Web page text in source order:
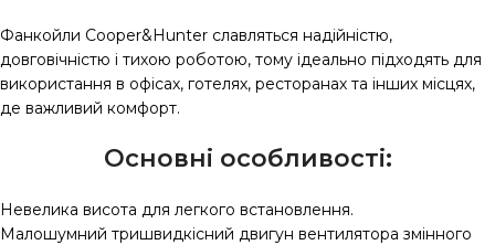
Фанкойли Cooper&Hunter славляться надійністю,
довговічністю і тихою роботою, тому ідеально підходять для
використання в офісах, готелях, ресторанах та інших місцях,
де важливий комфорт.
Основні особливості:
Невелика висота для легкого встановлення.
Малошумний тришвидкісний двигун вентилятора змінного